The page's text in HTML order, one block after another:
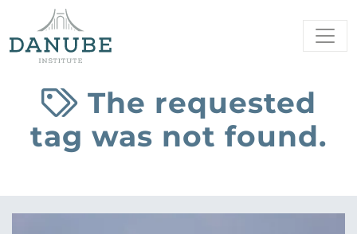
The requested
tag was not found.